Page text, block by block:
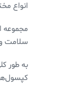
انواع
مجموعه
سلامت و